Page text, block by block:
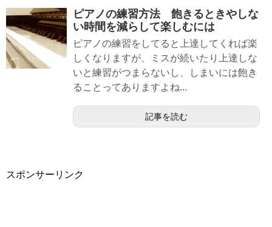
ピアノの練習方法 飽きるときやしな
い時間を減らして楽しむには
ピアノの練習をしてると上達してくれば楽
しくなりますが、ミスが続いたり上達しな
いと練習がつまらないし、しまいには飽き
ることってありますよね...
記事を読む
スポンサーリンク